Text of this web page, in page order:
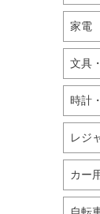
家電
文具
時計
レジ
カー